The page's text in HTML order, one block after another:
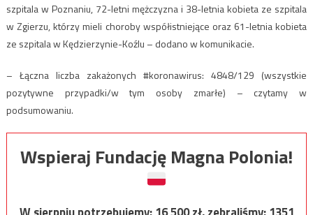
szpitala w Poznaniu, 72-letni mężczyzna i 38-letnia kobieta ze szpitala
w Zgierzu, którzy mieli choroby współistniejące oraz 61-letnia kobieta
ze szpitala w Kędzierzynie-Koźlu – dodano w komunikacie.
– Łączna liczba zakażonych #koronawirus: 4848/129 (wszystkie
pozytywne przypadki/w tym osoby zmarłe) – czytamy w
podsumowaniu.
Wspieraj Fundację Magna Polonia!